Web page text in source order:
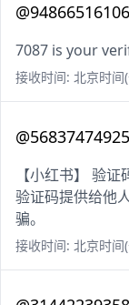
7087 is your
接收时间: 北京时
【小红书】 验
验证码提供给他
骗。
接收时间: 北京时